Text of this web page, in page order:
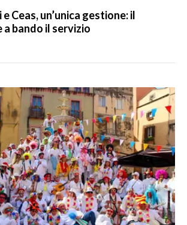
Ceas, un’unica gestione: il
a bando il servizio